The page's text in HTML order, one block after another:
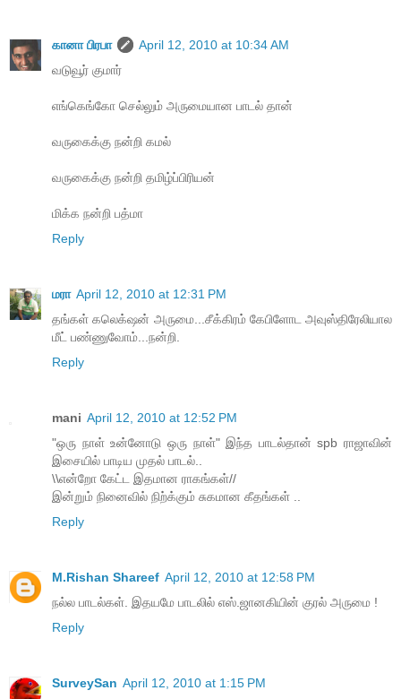
கானா பிரபா
April 12, 2010 at 10:34 AM
வடுவூர் குமார்
எங்கெங்கோ செல்லும் அருமையான பாடல் தான்
வருகைக்கு நன்றி கமல்
வருகைக்கு நன்றி தமிழ்ப்பிரியன்
மிக்க நன்றி பத்மா
Reply
மரா April 12, 2010 at 12:31 PM
தங்கள் கலெக்‌ஷன் அருமை...சீக்கிரம் கேபிளோட அவுஸ்திரேலியால
மீட் பண்ணுவோம்...நன்றி.
Reply
mani April 12, 2010 at 12:52 PM
"ஒரு நாள் உன்னோடு ஒரு நாள்" இந்த பாடல்தான் spb ராஜாவின்
இசையில் பாடிய முதல் பாடல்..
\\என்றோ கேட்ட இதமான ராகங்கள்//
இன்றும் நினைவில் நிற்க்கும் சுகமான கீதங்கள் ..
Reply
M.Rishan Shareef April 12, 2010 at 12:58 PM
நல்ல பாடல்கள். இதயமே பாடலில் எஸ்.ஜானகியின் குரல் அருமை !
Reply
SurveySan April 12, 2010 at 1:15 PM